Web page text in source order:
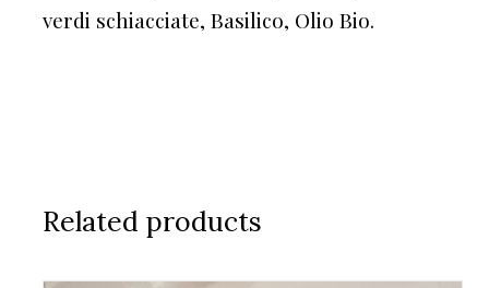
verdi schiacciate, Basilico, Olio Bio.
Related products